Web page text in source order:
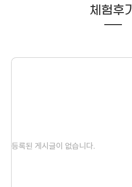
체험후기
등록된 게시글이 없습니다.